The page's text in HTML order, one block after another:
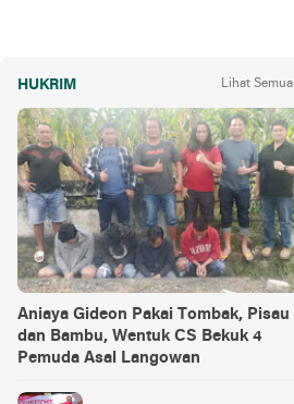
HUKRIM Lihat Semua
Aniaya Gideon Pakai Tombak, Pisau
dan Bambu, Wentuk CS Bekuk 4
Pemuda Asal Langowan